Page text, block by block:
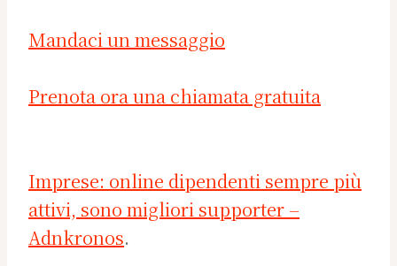
Mandaci un messaggio
Prenota ora una chiamata gratuita
Imprese: online dipendenti sempre più
attivi, sono migliori supporter –
Adnkronos.